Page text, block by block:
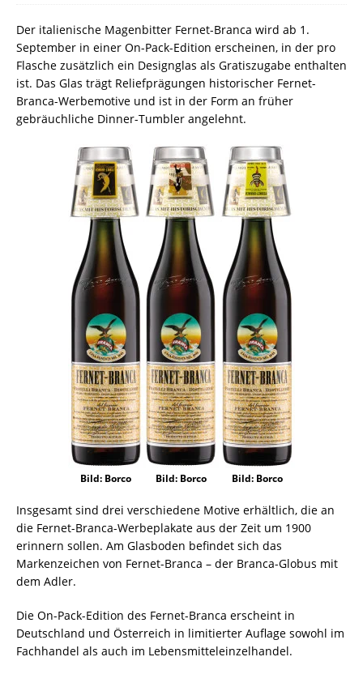
Der italienische Magenbitter Fernet-Branca wird ab 1.
September in einer On-Pack-Edition erscheinen, in der pro
Flasche zusätzlich ein Designglas als Gratiszugabe enthalten
ist. Das Glas trägt Reliefprägungen historischer Fernet-
Branca-Werbemotive und ist in der Form an früher
gebräuchliche Dinner-Tumbler angelehnt.
Bild: Borco Bild: Borco Bild: Borco
Insgesamt sind drei verschiedene Motive erhältlich, die an
die Fernet-Branca-Werbeplakate aus der Zeit um 1900
erinnern sollen. Am Glasboden befindet sich das
Markenzeichen von Fernet-Branca – der Branca-Globus mit
dem Adler.
Die On-Pack-Edition des Fernet-Branca erscheint in
Deutschland und Österreich in limitierter Auflage sowohl im
Fachhandel als auch im Lebensmitteleinzelhandel.